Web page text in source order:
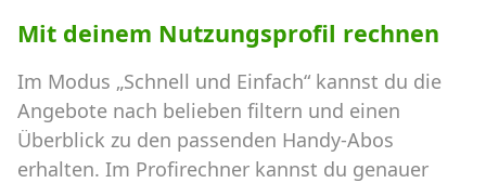
Mit deinem Nutzungsprofil rechnen
Im Modus „Schnell und Einfach“ kannst du die
Angebote nach belieben filtern und einen
Überblick zu den passenden Handy-Abos
erhalten. Im Profirechner kannst du genauer